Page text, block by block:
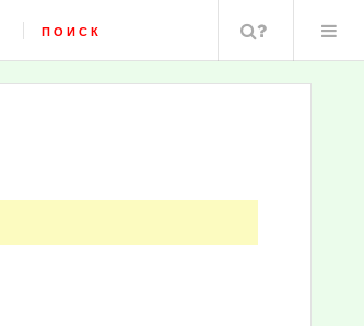
ПОИСК Поиск